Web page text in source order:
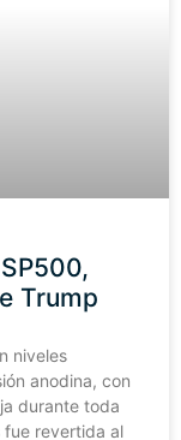
Trump
niveles
anodina, con
durante toda
fue revertida al